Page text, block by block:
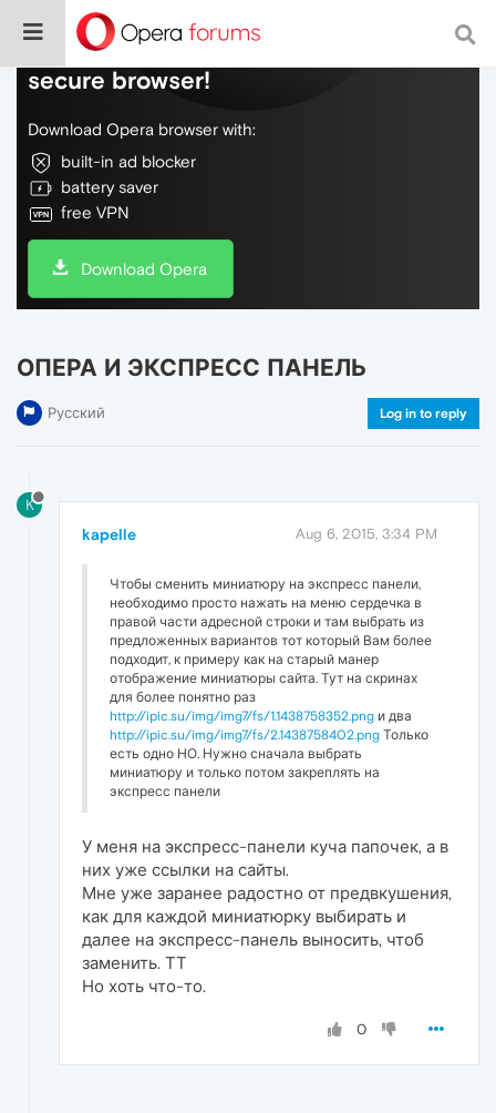
Do more on the web, with a fast and
secure browser!
Download Opera browser with:
built-in ad blocker
battery saver
free VPN
Download Opera
ОПЕРА И ЭКСПРЕСС ПАНЕЛЬ
Русский Log in to reply
K
kapelle Aug 6, 2015, 3:34 PM
Чтобы сменить миниатюру на экспресс панели,
необходимо просто нажать на меню сердечка в
правой части адресной строки и там выбрать из
предложенных вариантов тот который Вам более
подходит, к примеру как на старый манер
отображение миниатюры сайта. Тут на скринах
для более понятно раз
http://ipic.su/img/img7/fs/1.1438758352.png и два
http://ipic.su/img/img7/fs/2.1438758402.png Только
есть одно НО. Нужно сначала выбрать
миниатюру и только потом закреплять на
экспресс панели
У меня на экспресс-панели куча папочек, а в
них уже ссылки на сайты.
Мне уже заранее радостно от предвкушения,
как для каждой миниатюрку выбирать и
далее на экспресс-панель выносить, чтоб
заменить. ТТ
Но хоть что-то.
0